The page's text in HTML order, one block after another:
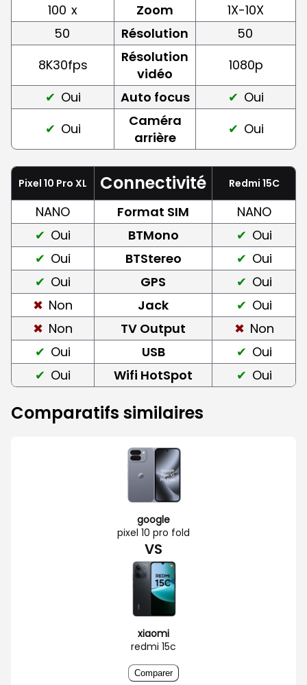
100 x Zoom
1X-10X
50
Résolution
50
8K30fps
Résolution
vidéo
1080p
Oui
Auto focus
Oui
Oui
Caméra
arrière
Oui
Pixel 10 Pro XL Connectivité Redmi 15C
NANO Format SIM
NANO
Oui
BTMono
Oui
Oui
BTStereo
Oui
Oui
GPS
Oui
Non
Jack
Oui
Non
TV Output
Non
Oui
USB
Oui
Oui
Wifi HotSpot Oui
Comparatifs similaires
google
pixel 10 pro fold
VS
xiaomi
redmi 15c
Comparer